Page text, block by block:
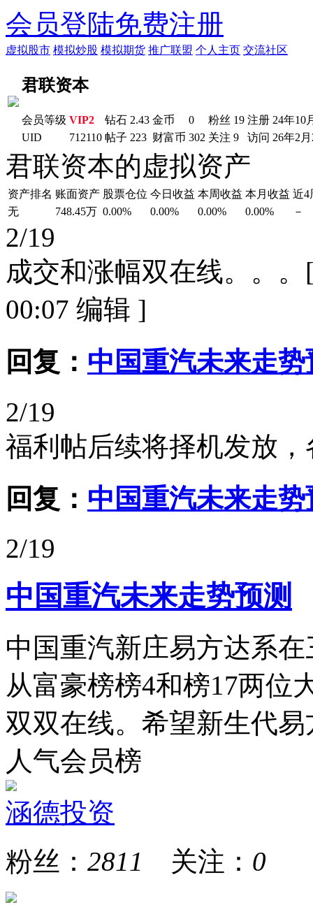
会员登陆免费注册
虚拟股市 模拟炒股 模拟期货 推广联盟 个人主页 交流社区
君联资本
会员等级 VIP2 钻石 2.43 金币 0 粉丝 19 注册 24年10
UID
712110 帖子 223 财富币 302 关注 9 访问 26年2
君联资本的虚拟资产
资产排名 账面资产 股票仓位 今日收益 本周收益 本月收益 近4
无
748.45万 0.00% 0.00% 0.00% 0.00% －
2/19
成交和涨幅双在线。。
00:07 编辑 ]
回复： 中国重汽未来走势
2/19
福利帖后续将择机发放
回复： 中国重汽未来走势
2/19
中国重汽未来走势预测
中国重汽新庄易方达系
从富豪榜榜4和榜17两位
双双在线。希望新生代
人气会员榜
涵德投资
粉丝： 2811 关注： 0